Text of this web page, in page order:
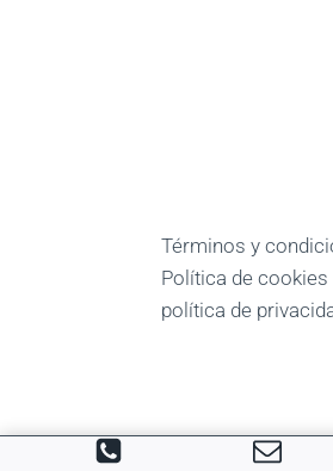
Términos y
Política de cookies
política de